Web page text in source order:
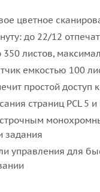
цветное
до 22/12
листов,
емкостью 100
простой
страниц PCL
строчным
задания
управления для